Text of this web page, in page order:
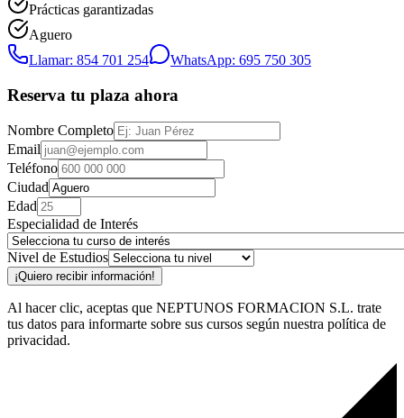
Prácticas garantizadas
Aguero
Llamar: 854 701 254
WhatsApp: 695 750 305
Reserva tu plaza ahora
Nombre Completo
Email
Teléfono
Ciudad
Edad
Especialidad de Interés
Nivel de Estudios
¡Quiero recibir información!
Al hacer clic, aceptas que NEPTUNOS FORMACION S.L. trate
tus datos para informarte sobre sus cursos según nuestra política de
privacidad.